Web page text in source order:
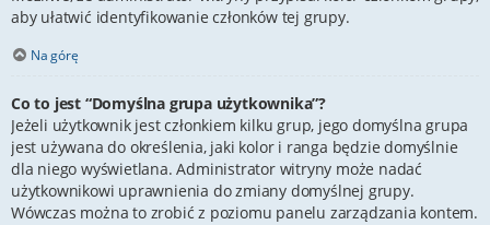
aby ułatwić identyfikowanie członków tej grupy.
Na górę
Co to jest “Domyślna grupa użytkownika”?
Jeżeli użytkownik jest członkiem kilku grup, jego domyślna grupa
jest używana do określenia, jaki kolor i ranga będzie domyślnie
dla niego wyświetlana. Administrator witryny może nadać
użytkownikowi uprawnienia do zmiany domyślnej grupy.
Wówczas można to zrobić z poziomu panelu zarządzania kontem.